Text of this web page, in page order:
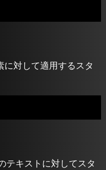
に対して適用するスタ
テキストに対してスタ